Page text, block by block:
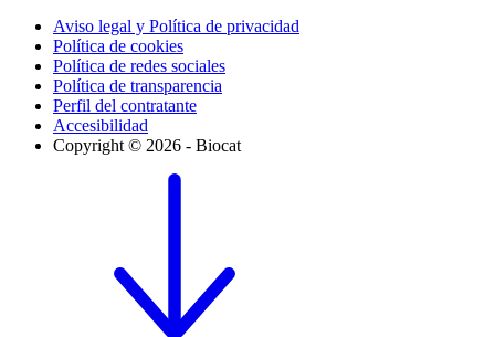
Aviso legal y Política de privacidad
Política de cookies
Política de redes sociales
Política de transparencia
Perfil del contratante
Accesibilidad
Copyright © 2026 - Biocat